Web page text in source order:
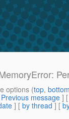
options (top,
Previous message ]
] [ by thread ] [